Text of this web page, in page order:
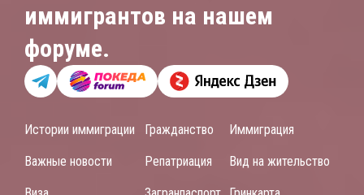
иммигрантов на нашем
форуме.
Истории иммиграции
Важные новости
Гражданство
Репатриация
Иммиграция
Вид на жительство